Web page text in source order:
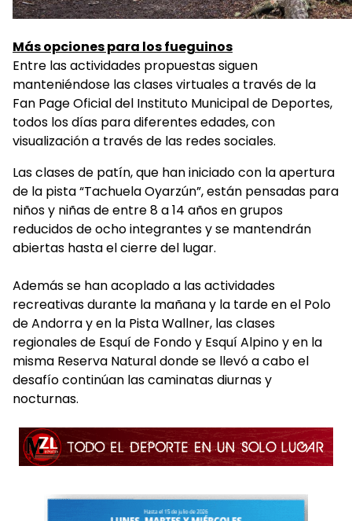
Más opciones para los fueguinos
Entre las actividades propuestas siguen
manteniéndose las clases virtuales a través de la
Fan Page Oficial del Instituto Municipal de Deportes,
todos los días para diferentes edades, con
visualización a través de las redes sociales.
Las clases de patín, que han iniciado con la apertura
de la pista “Tachuela Oyarzún”, están pensadas para
niños y niñas de entre 8 a 14 años en grupos
reducidos de ocho integrantes y se mantendrán
abiertas hasta el cierre del lugar.
Además se han acoplado a las actividades
recreativas durante la mañana y la tarde en el Polo
de Andorra y en la Pista Wallner, las clases
regionales de Esquí de Fondo y Esquí Alpino y en la
misma Reserva Natural donde se llevó a cabo el
desafío continúan las caminatas diurnas y
nocturnas.